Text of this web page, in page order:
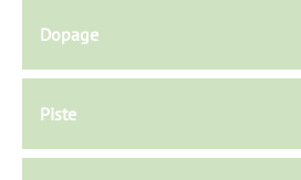
Dopage
Piste